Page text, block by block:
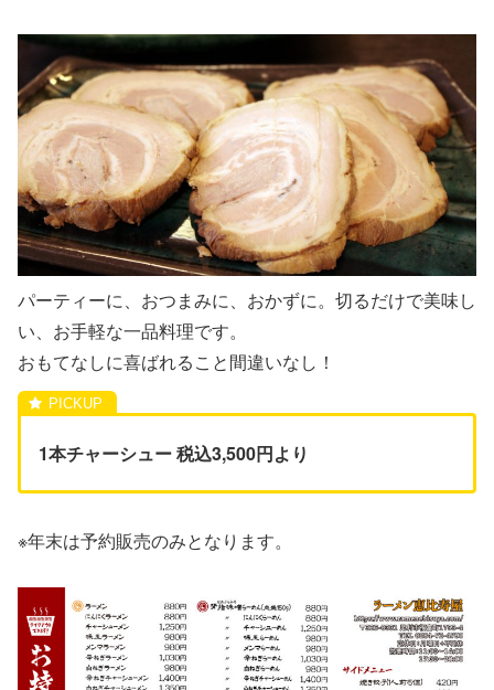
パーティーに、おつまみに、おかずに。切るだけで美味し
い、お手軽な一品料理です。
おもてなしに喜ばれること間違いなし！
1本チャーシュー 税込3,500円より
※年末は予約販売のみとなります。